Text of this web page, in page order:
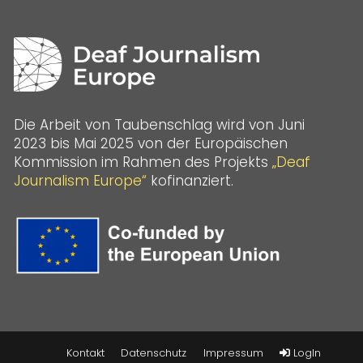
Die Arbeit von Taubenschlag wird von Juni
2023 bis Mai 2025 von der Europäischen
Kommission im Rahmen des Projekts „Deaf
Journalism Europe“ kofinanziert.
Kontakt Datenschutz Impressum LogIn